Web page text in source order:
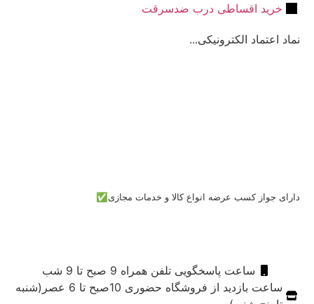
خرید اقساطی درب ضدسرقت
نماد اعتماد الکترونیکی...
دارای جواز کسب عرضه انواع کالا و خدمات مجازی✅
ساعت پاسخگویی تلفن همراه 9 صبح تا 9 شب
ساعت بازدید از فروشگاه حضوری 10صبح تا 6 عصر(شنبه